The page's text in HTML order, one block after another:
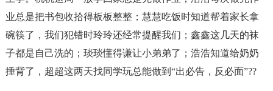
业总是把书包收拾得板板整整；慧慧吃饭时知道帮着家长拿
碗筷了，我们犯错时玲玲还经常提醒我们；鑫鑫这几天的袜
子都是自己洗的；琰琰懂得谦让小弟弟了；浩浩知道给奶奶
捶背了，超超这两天找同学玩总能做到“出必告，反必面”??